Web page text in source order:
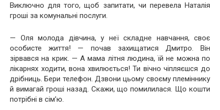
Виключно для того, щоб запитати, чи перевела Наталія
гроші за комунальні послуги.
— Оля молода дівчина, у неї складне навчання, своє
особисте життя! — почав захищатися Дмитро. Він
зірвався на крик. — А мама літня людина, їй не можна по
лікарнях ходити, вона хвилюється! Ти вічно чіпляєшся до
дрібниць. Бери телефон. Дзвони цьому своєму племіннику
й вимагай гроші назад. Скажи, що помилилася. Що кошти
потрібні в сім’ю.